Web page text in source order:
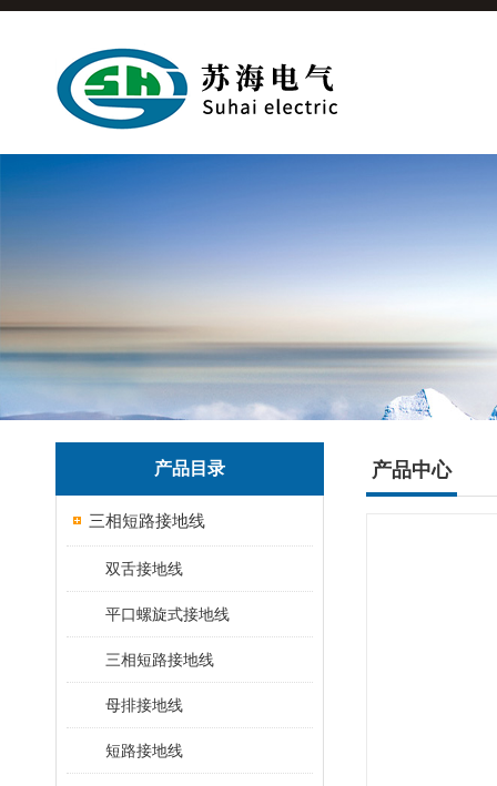
产品目录
三相短路接地线
双舌接地线
平口螺旋式接地线
三相短路接地线
母排接地线
短路接地线
产品中心